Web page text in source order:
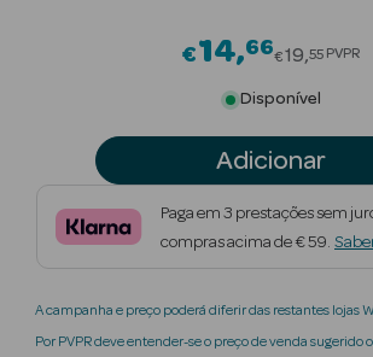
Beauty Season
Beauty Season
Beauty Season
Beauty Season
€14 66Price
€19 55 PVPR
Disponível
Adicionar
Paga em 3 prestações sem
compras acima de € 59.
A campanha e preço poderá diferir das restantes lojas
Por PVPR deve entender-se o preço de venda sugerido